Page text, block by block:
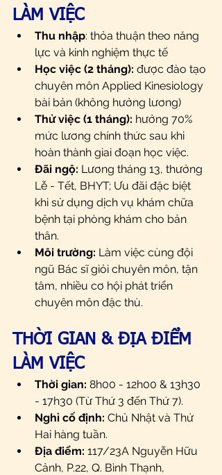
LÀM VIỆC
Thu nhập: thỏa thuận theo năng
lực và kinh nghiệm thực tế
Học việc (2 tháng): được đào tạo
chuyên môn Applied Kinesiology
bài bản (không hưởng lương)
Thử việc (1 tháng): hưởng 70%
mức lương chính thức sau khi
hoàn thành giai đoạn học việc.
Đãi ngộ: Lương tháng 13, thưởng
Lễ - Tết, BHYT; Ưu đãi đặc biệt
khi sử dụng dịch vụ khám chữa
bệnh tại phòng khám cho bản
thân.
Môi trường: Làm việc cùng đội
ngũ Bác sĩ giỏi chuyên môn, tận
tâm, nhiều cơ hội phát triển
chuyên môn đặc thù.
THỜI GIAN & ĐỊA ĐIỂM
LÀM VIỆC
Thời gian: 8h00 - 12h00 & 13h30
- 17h30 (Từ Thứ 3 đến Thứ 7).
Nghỉ cố định: Chủ Nhật và Thứ
Hai hàng tuần.
Địa điểm: 117/23A Nguyễn Hữu
Cảnh, P.22, Q. Bình Thạnh,